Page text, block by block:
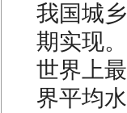
我国城
期实现
世界上
界平均水